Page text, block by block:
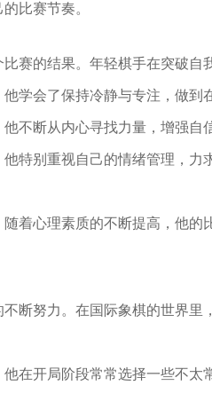
比赛节奏。
赛的结果。年轻棋手在突破自
学会了保持冷静与专注，做到
不断从内心寻找力量，增强自
特别重视自己的情绪管理，力
着心理素质的不断提高，他的
断努力。在国际象棋的世界里
在开局阶段常常选择一些不太